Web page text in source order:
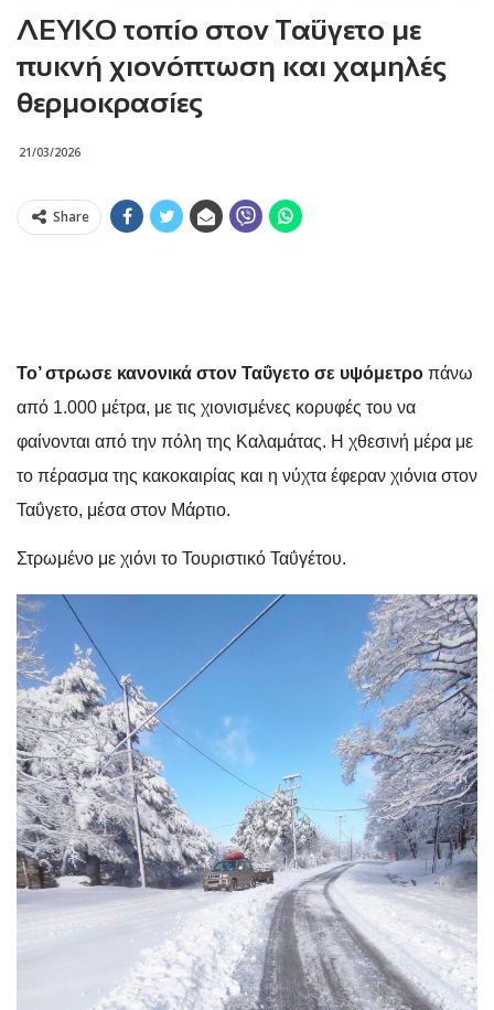
ΛΕΥΚΟ τοπίο στον Ταΰγετο με
πυκνή χιονόπτωση και χαμηλές
θερμοκρασίες
21/03/2026
Share
Το’ στρωσε κανονικά στον Ταΰγετο σε υψόμετρο πάνω
από 1.000 μέτρα, με τις χιονισμένες κορυφές του να
φαίνονται από την πόλη της Καλαμάτας. Η χθεσινή μέρα με
το πέρασμα της κακοκαιρίας και η νύχτα έφεραν χιόνια στον
Ταΰγετο, μέσα στον Μάρτιο.
Στρωμένο με χιόνι το Τουριστικό Ταΰγέτου.